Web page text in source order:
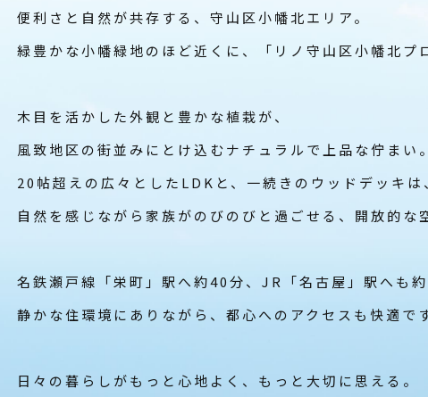
便利さと自然が共存する、守山区小幡北エリア。
緑豊かな小幡緑地のほど近くに、
「リノ守山区小幡北プ
木目を活かした外観と豊かな植栽が、
風致地区の街並みにとけ込むナチュラルで上品な佇まい。
20帖超えの広々としたLDKと、一続きのウッドデッキは
自然を感じながら家族がのびのびと過ごせる、開放的な
名鉄瀬戸線「栄町」駅へ約40分、 JR「名古屋」駅へも約
静かな住環境にありながら、都心へのアクセスも快適です
日々の暮らしがもっと心地よく、もっと大切に思える。